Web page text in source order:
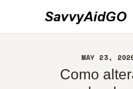
MAY 23,
Como
SOBRE